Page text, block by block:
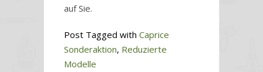
auf Sie.
Post Tagged with Caprice
Sonderaktion, Reduzierte
Modelle